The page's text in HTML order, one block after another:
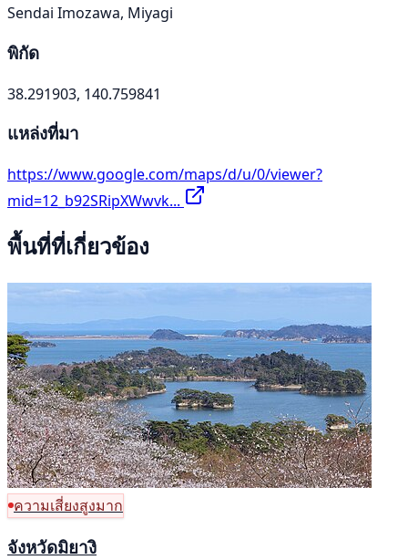
Sendai Imozawa, Miyagi
พิกัด
38.291903, 140.759841
แหล่งที่มา
https://www.google.com/maps/d/u/0/viewer?
mid=12_b92SRipXWwvk...
พื้นที่ที่เกี่ยวข้อง
ความเสี่ยงสูงมาก
จังหวัดมิยางิ